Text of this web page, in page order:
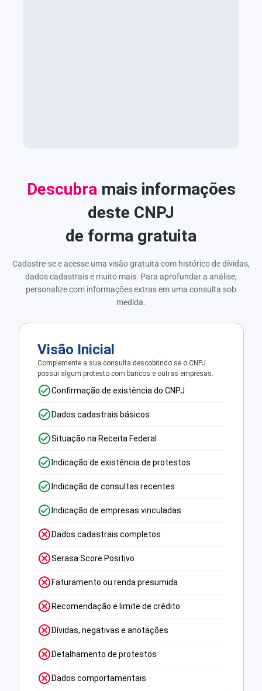
Descubra mais informações
deste CNPJ
de forma gratuita
Cadastre-se e acesse uma visão gratuita com histórico de dívidas,
dados cadastrais e muito mais. Para aprofundar a análise,
personalize com informações extras em uma consulta sob
medida.
Visão Inicial
Complemente a sua consulta descobrindo se o CNPJ
possui algum protesto com bancos e outras empresas.
Confirmação de existência do CNPJ
Dados cadastrais básicos
Situação na Receita Federal
Indicação de existência de protestos
Indicação de consultas recentes
Indicação de empresas vinculadas
Dados cadastrais completos
Serasa Score Positivo
Faturamento ou renda presumida
Recomendação e limite de crédito
Dívidas, negativas e anotações
Detalhamento de protestos
Dados comportamentais